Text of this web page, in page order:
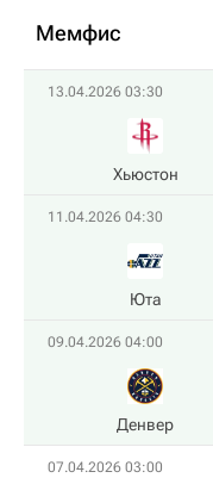
Мемфис
13.04.2026 03:30
Хьюстон
11.04.2026 04:30
Юта
09.04.2026 04:00
Денвер
07.04.2026 03:00